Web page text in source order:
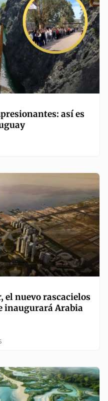
así es
el nuevo rascacielos
inaugurará Arabia